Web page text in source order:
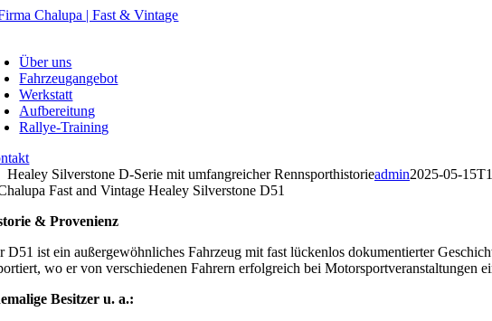
Skip
Über uns
Fahrzeugangebot
Werkstatt
Aufbereitung
Rallye-Training
Healey Silverstone D-Serie mit umfangreicher Rennsporthistorieadmin2025-05-
& Provenienz
D51 ist ein außergewöhnliches Fahrzeug mit fast lückenlos dokumentierter
wo er von verschiedenen Fahrern erfolgreich bei Motorsportveranstaltungen
Besitzer u. a.: